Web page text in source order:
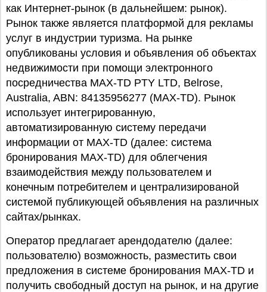
как Интернет-рынок (в дальнейшем: рынок).
Рынок также является платформой для рекламы
услуг в индустрии туризма. На рынке
опубликованы условия и объявления об объектах
недвижимости при помощи электронного
посредничества MAX-TD PTY LTD, Belrose,
Australia, ABN: 84135956277 (MAX-TD). Рынок
использует интегрированную,
автоматизированную систему передачи
информации от MAX-TD (далее: система
бронирования MAX-TD) для облегчения
взаимодействия между пользователем и
конечным потребителем и централизированой
системой публикующей объявления на различных
сайтах/рынках.
Оператор предлагает арендодателю (далее:
пользователю) возможность, разместить свои
предложения в системе бронирования MAX-TD и
получить свободный доступ на рынок, и на другие